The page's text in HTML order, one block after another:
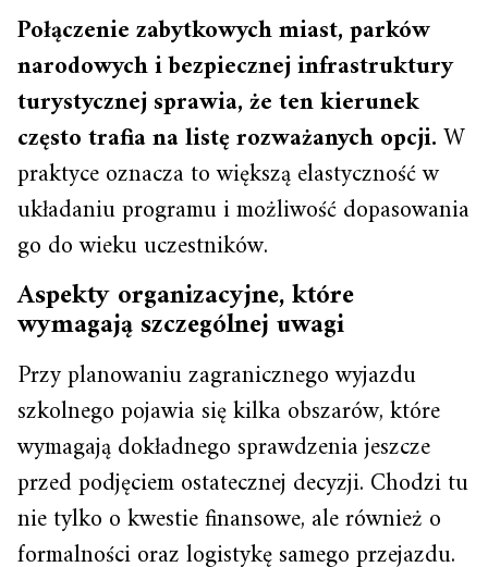
Połączenie zabytkowych miast, parków
narodowych i bezpiecznej infrastruktury
turystycznej sprawia, że ten kierunek
często trafia na listę rozważanych opcji.W
praktyce oznacza to większą elastyczność w
układaniu programu i możliwość dopasowania
go do wieku uczestników.
Aspekty organizacyjne, które
wymagają szczególnej uwagi
Przy planowaniu zagranicznego wyjazdu
szkolnego pojawia się kilka obszarów, które
wymagają dokładnego sprawdzenia jeszcze
przed podjęciem ostatecznej decyzji. Chodzi tu
nie tylko o kwestie finansowe, ale również o
formalności oraz logistykę samego przejazdu.